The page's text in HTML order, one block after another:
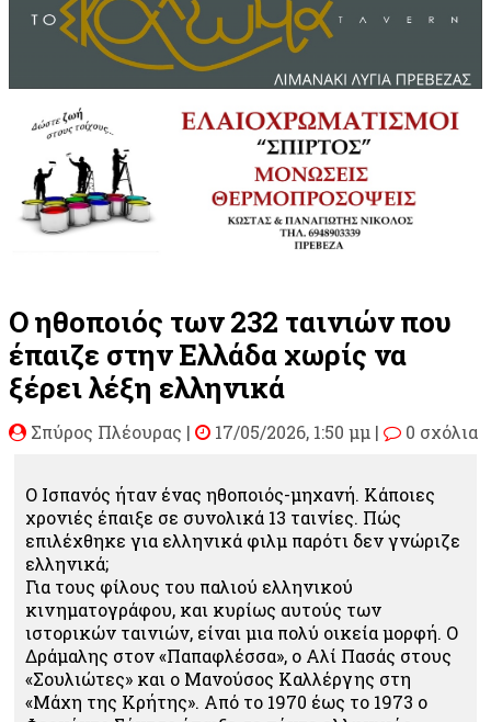
O ηθοποιός των 232 ταινιών που
έπαιζε στην Ελλάδα χωρίς να
ξέρει λέξη ελληνικά
Σπύρος Πλέουρας | 17/05/2026, 1:50 μμ | 0 σχόλια
Ο Ισπανός ήταν ένας ηθοποιός-μηχανή. Κάποιες
χρονιές έπαιξε σε συνολικά 13 ταινίες. Πώς
επιλέχθηκε για ελληνικά φιλμ παρότι δεν γνώριζε
ελληνικά;
Για τους φίλους του παλιού ελληνικού
κινηματογράφου, και κυρίως αυτούς των
ιστορικών ταινιών, είναι μια πολύ οικεία μορφή. Ο
Δράμαλης στον «Παπαφλέσσα», ο Αλί Πασάς στους
«Σουλιώτες» και ο Μανούσος Καλλέργης στη
«Μάχη της Κρήτης». Από το 1970 έως το 1973 ο